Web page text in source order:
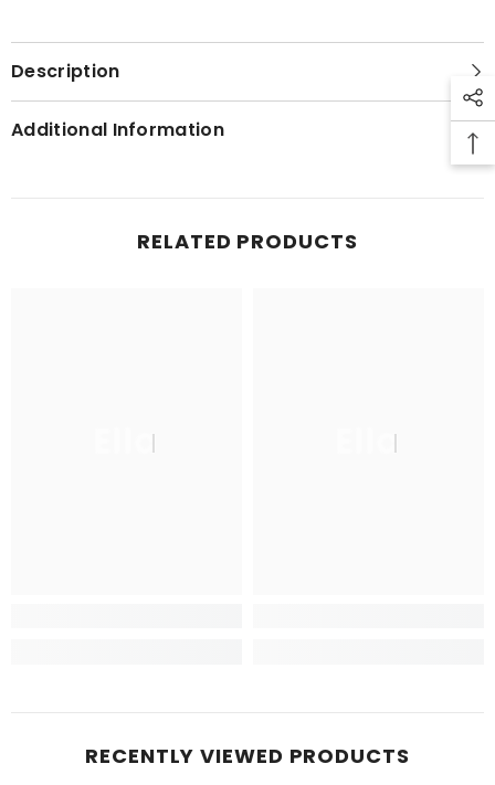
Description
Additional Information
RELATED PRODUCTS
Ella Ella
RECENTLY VIEWED PRODUCTS